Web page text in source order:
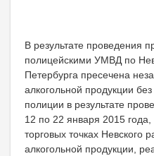
В результате проведения
полицейскими УМВД по
Петербурга пресечена
алкогольной продукции
полиции в результате
12 по 22 января 2015
торговых точках Невского
алкогольной продукции,